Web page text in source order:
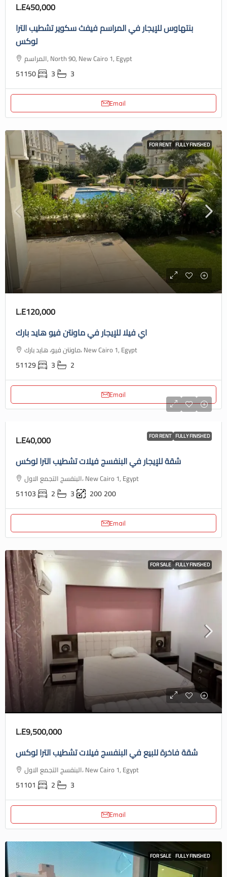
L.E450,000
بنتهاوس للإيجار في المراسم فيفث سكوير تشطيب الترا
لوكس
المراسم, North 90, New Cairo 1, Egypt
51150 3 3
Email
FOR RENT FULLY FINISHED
L.E120,000
اي فيلا للإيجار في ماونتن فيو هايد بارك
ماونتن فيو، هايد بارك، New Cairo 1, Egypt
51129 3 2
Email
FOR RENT FULLY FINISHED
L.E40,000
شقة للإيجار في البنفسج فيلات تشطيب الترا لوكس
البنفسج التجمع الاول، New Cairo 1, Egypt
51103 2 3 200200
Email
FOR SALE FULLY FINISHED
L.E9,500,000
شقة فاخرة للبيع في البنفسج فيلات تشطيب الترا لوكس
البنفسج التجمع الاول، New Cairo 1, Egypt
51101 2 3
Email
FOR SALE FULLY FINISHED